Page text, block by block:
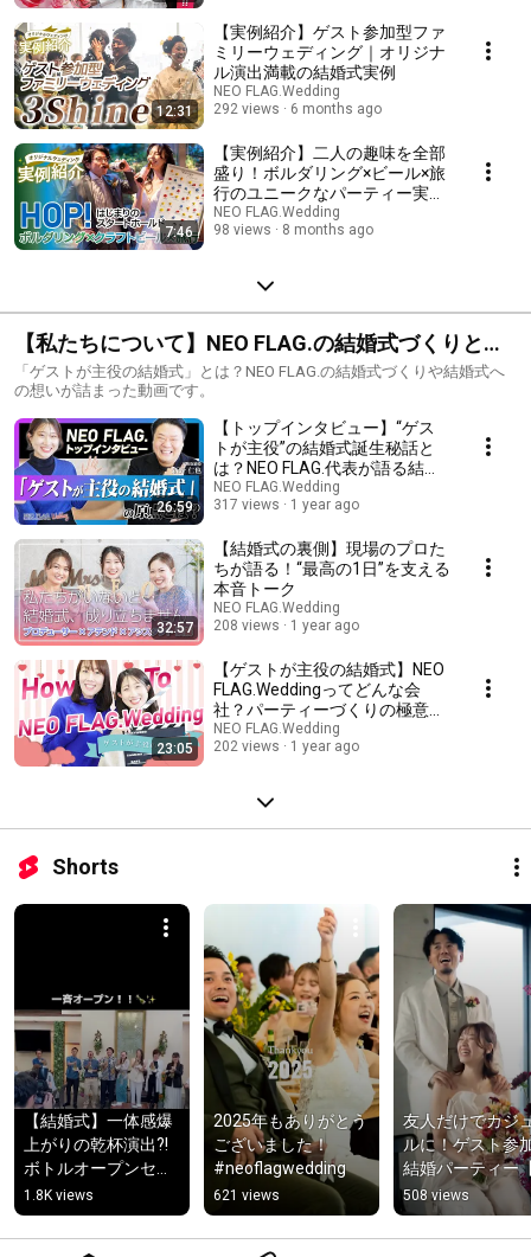
12:31
【実例紹介】ゲスト参加型ファ
ミリーウェディング｜オリジナ
ル演出満載の結婚式実例
NEO FLAG.Wedding
292 views
6 months ago
7:46
【実例紹介】二人の趣味を全部
盛り！ボルダリング×ビール×旅
行のユニークなパーティー実例
＜1.5次会＞
NEO FLAG.Wedding
98 views
8 months ago
【私たちについて】NEO FLAG.の結婚式づくりと
は？想いや大切にしていること
「ゲストが主役の結婚式」とは？NEO FLAG.の結婚式づくりや結婚式へ
の想いが詰まった動画です。
26:59
【トップインタビュー】“ゲス
トが主役”の結婚式誕生秘話と
は？NEO FLAG.代表が語る結婚
式への想い
NEO FLAG.Wedding
317 views
1 year ago
32:57
【結婚式の裏側】現場のプロた
ちが語る！“最高の1日”を支える
本音トーク
NEO FLAG.Wedding
208 views
1 year ago
23:05
【ゲストが主役の結婚式】NEO
FLAG.Weddingってどんな会
社？パーティーづくりの極意を
語ります
NEO FLAG.Wedding
202 views
1 year ago
Shorts
【結婚式】一体感爆
上がりの乾杯演出?!
ボトルオープンセレ
モニー🍾
1.8K views
2025年もありがとう
ございました！
#neoflagwedding
621 views
友人だけでカジ
ルに！ゲスト参
結婚パーティー
秒ハイライト】
508 views